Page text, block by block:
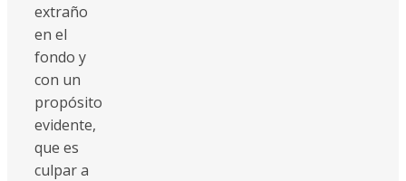
extraño
en el
fondo y
con un
propósito
evidente,
que es
culpar a